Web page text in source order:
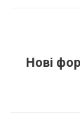
Нові